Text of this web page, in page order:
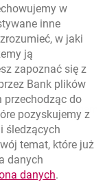
Migam
się w nowej karcie
w
inne
w jaki
ją
zapoznać się z
Bank plików
przechodząc do
się w nowym oknie
pozyskujemy z
śledzących
temat, które już
danych
danychlink
.